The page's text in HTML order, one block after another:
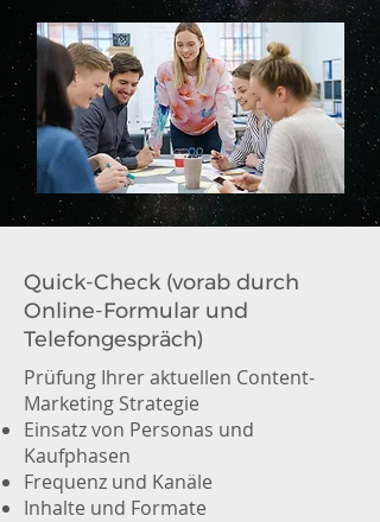
Quick-Check (vorab durch
Online-Formular und
Telefongespräch)
Prüfung Ihrer aktuellen Content-
Marketing Strategie
Einsatz von Personas und
Kaufphasen
Frequenz und Kanäle
Inhalte und Formate